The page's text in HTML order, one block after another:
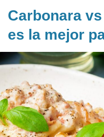
Carbonara
es la mejor